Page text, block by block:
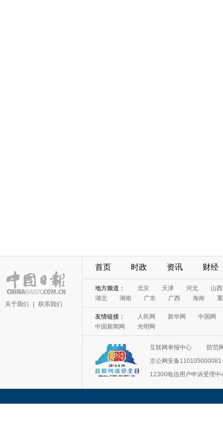
关于我们 联系我们
首页 时政 资讯 财经
地方频道： 北京 天津 河北
山西
湖北
湖南 广东 广西 海南
友情链接： 人民网 新华网
中国网
中国新闻网
光明网
互联网举报中心
防范
京公网安备110105000081
12300电信用户申诉受理中